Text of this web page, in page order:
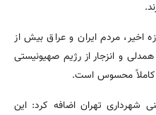
ادامه داد: پس از جنگ ۱۲ روزه اخیر، مردم ایران و عراق بیش از
و انزجار از رژیم صهیونیستی
کاملاً محسوس است.
شهرداری تهران اضافه کرد: این